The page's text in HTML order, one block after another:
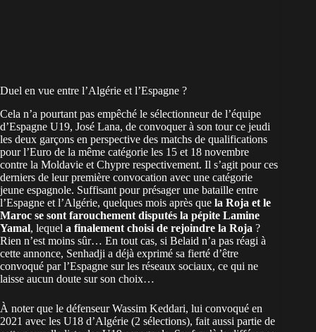
Duel en vue entre l’Algérie et l’Espagne ?
Cela n’a pourtant pas empêché le sélectionneur de l’équipe
d’Espagne U19, José Lana, de convoquer à son tour ce jeudi
les deux garçons en perspective des matchs de qualifications
pour l’Euro de la même catégorie les 15 et 18 novembre
contre la Moldavie et Chypre respectivement. Il s’agit pour ces
derniers de leur première convocation avec une catégorie
jeune espagnole. Suffisant pour présager une bataille entre
l’Espagne et l’Algérie, quelques mois après que la Roja et le
Maroc se sont farouchement disputés la pépite Lamine
Yamal, lequel a finalement choisi de rejoindre la Roja ?
Rien n’est moins sûr… En tout cas, si Belaid n’a pas réagi à
cette annonce, Senhadji a déjà exprimé sa fierté d’être
convoqué par l’Espagne sur les réseaux sociaux, ce qui ne
laisse aucun doute sur son choix…
À noter que le défenseur Wassim Keddari, lui convoqué en
2021 avec les U18 d’Algérie (2 sélections), fait aussi partie de